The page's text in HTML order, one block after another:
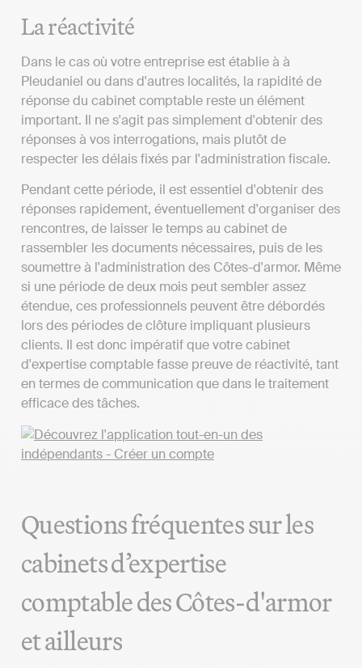
La réactivité
Dans le cas où votre entreprise est établie à à
Pleudaniel ou dans d'autres localités, la rapidité de
réponse du cabinet comptable reste un élément
important. Il ne s'agit pas simplement d'obtenir des
réponses à vos interrogations, mais plutôt de
respecter les délais fixés par l'administration fiscale.
Pendant cette période, il est essentiel d'obtenir des
réponses rapidement, éventuellement d'organiser des
rencontres, de laisser le temps au cabinet de
rassembler les documents nécessaires, puis de les
soumettre à l'administration des Côtes-d'armor. Même
si une période de deux mois peut sembler assez
étendue, ces professionnels peuvent être débordés
lors des périodes de clôture impliquant plusieurs
clients. Il est donc impératif que votre cabinet
d'expertise comptable fasse preuve de réactivité, tant
en termes de communication que dans le traitement
efficace des tâches.
Questions fréquentes sur les
cabinets d’expertise
comptable des Côtes-d'armor
et ailleurs